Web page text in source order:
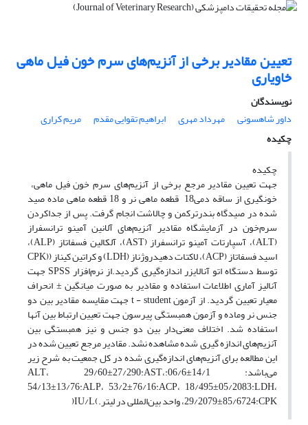
تعیین مقادیر برخی از آنزیم‌های سرم خون فیل ماهی
خاویاری
نویسندگان
داور شاهسونی
مهرداد مهری ابراهیم تقوایی مقدم
مریم کراری
چکیده
چکیده
جهت تعیین مقادیر مرجع برخی از آنزیم‌های سرم خون فیل ماهی، ‌
خونگیری از ساقه دمی18 ‌ قطعه ماهی نر و 18‌ قطعه ماهی ماده صید
شده در صیدگاه بندرترکمن و چالاشت انجام گرفت. پس از جداکردن
سرم‌خون در آزمایشگاه مقادیر آنزیم‌های آلانین آمینو ترانسفراز
(‌ALT)، آسپارتات آمینو ترانسفراز (‌AST)، آلکالین فسفاتاز (‌ALP)،
اسید فسفاتاز (‌ACP)، لاکتات دهیدروژناز ‌(LDH) و کراتین کیناز (‌(CPK
توسط دستگاه اتو آنالایزر اندازه‌گیری گردید.از نرم‌افزار SPSS جهت
آنالیز آماری اطلاعات استفاده و مقادیر به صورت میانگین ± انحراف
معیار تعیین گردید. از آزمون t - student جهت مقایسه مقادیر بین دو
جنس نر وماده و آزمون همبستگی پیرسون جهت تعیین ارتباط بین آنها
استفاده شد. اختلاف معنی‌دار بین دو جنس و نیز همبستگی بین
آنزیم‌های اندازه گیری شده مشاهده نشد. مقادیر مرجع تعیین شده در
این مطالعه برای آنزیم‌های اندازه‌گیری شده در کل جمعیت به شرح زیر
می‌باشد: 14/1±‌06/6:ALT، 29/60±27/290:AST،
54/13±13/76:ALP، 53/2±76/16:ACP، 18/495±05/2083:LDH،
29/2079±85/6724:CPK، واحد بین‌المللی در لیتر.)IU/L(